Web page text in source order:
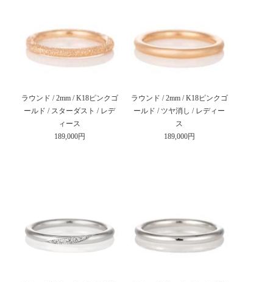
ラウンド / 2mm / K18ピンクゴ
ールド / スターダスト / レデ
ィース
189,000円
ラウンド / 2mm / K18ピンクゴ
ールド / ツヤ消し / レディー
ス
189,000円